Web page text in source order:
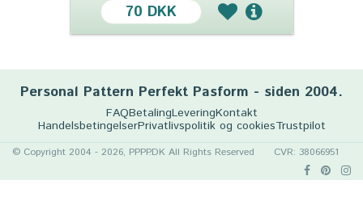
70 DKK
Personal Pattern Perfekt Pasform - siden 2004.
FAQBetalingLeveringKontakt
HandelsbetingelserPrivatlivspolitik og cookiesTrustpilot
© Copyright 2004 - 2026, PPPP.DK All Rights Reserved CVR: 38066951